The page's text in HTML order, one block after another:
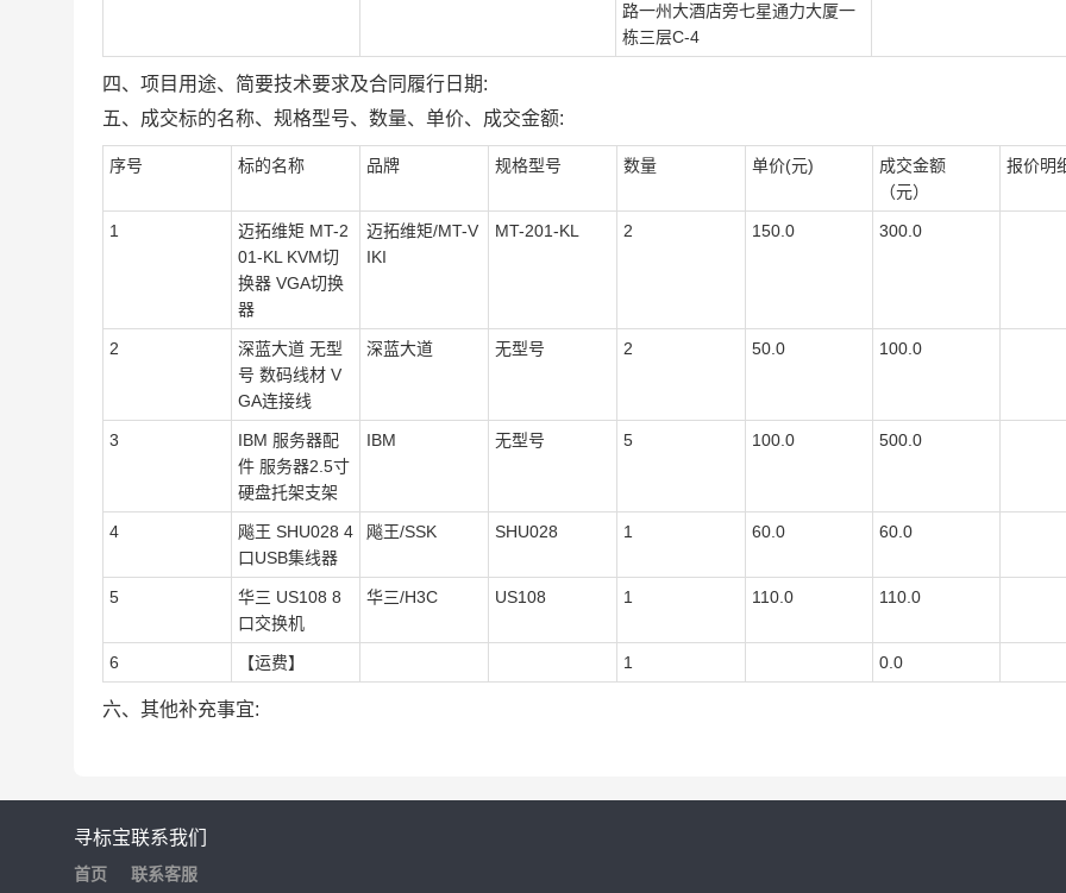
路一州大酒店旁七星通力大厦一
栋三层C-4
四、项目用途、简要技术要求及合同履行日期:
五、成交标的名称、规格型号、数量、单价、成交金额:
序号 标的名称 品牌 规格型号 数量 单价(元)
成交金额
（元）
报价明
1
迈拓维矩 MT-2
01-KL KVM切
换器 VGA切换
器
迈拓维矩/MT-V
IKI
MT-201-KL 2 150.0 300.0
2
深蓝大道 无型
号 数码线材 V
GA连接线
深蓝大道 无型号 2 50.0 100.0
3
IBM 服务器配
件 服务器2.5寸
硬盘托架支架
IBM 无型号 5 100.0 500.0
4
飚王 SHU028 4
口USB集线器
飚王/SSK SHU028 1 60.0 60.0
5
华三 US108 8
口交换机
华三/H3C US108 1 110.0 110.0
6 【运费】 1 0.0
六、其他补充事宜:
寻标宝
首页
联系我们
联系客服